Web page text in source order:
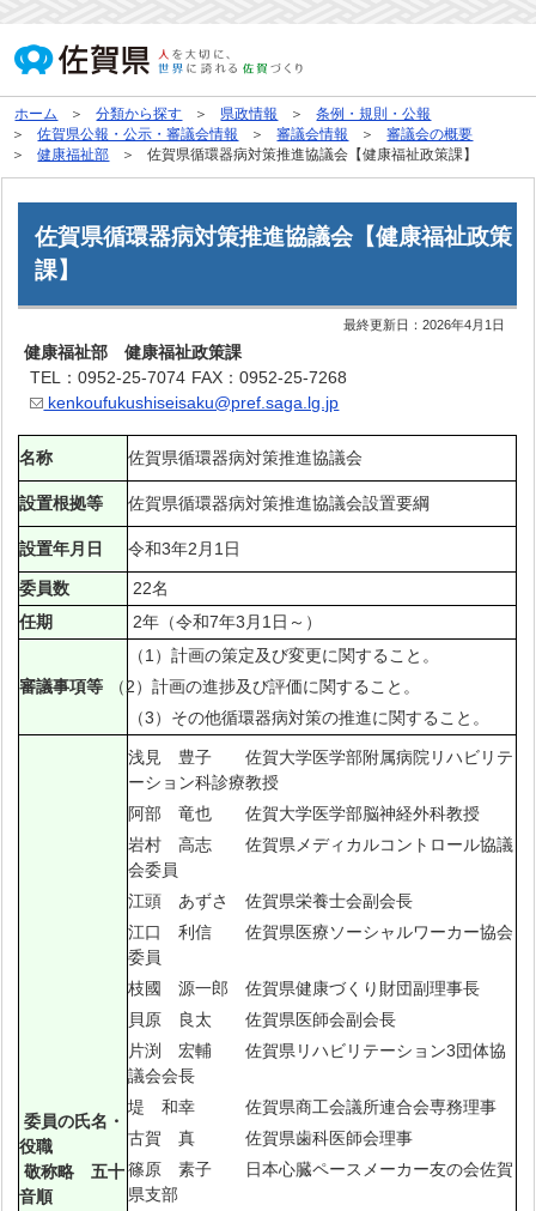
ホーム 分類から探す 県政情報
条例・規則・公報
佐賀県公報・公示・審議会情報
審議会情報
審議会の概要
健康福祉部
佐賀県循環器病対策推進協議会【健康福祉政策課】
佐賀県循環器病対策推進協議会【健康福祉政策
課】
最終更新日：2026年4月1日
健康福祉部 健康福祉政策課
TEL：0952-25-7074 FAX：0952-25-7268
kenkoufukushiseisaku@pref.saga.lg.jp
名称 佐賀県循環器病対策推進協議会
設置根拠等 佐賀県循環器病対策推進協議会設置要綱
設置年月日 令和3年2月1日
委員数
22名
任期
2年（令和7年3月1日～）
審議事項等
（1）計画の策定及び変更に関すること。
（2）計画の進捗及び評価に関すること。
（3）その他循環器病対策の推進に関すること。
委員の氏名・
役職
敬称略 五十
音順
浅見 豊子 佐賀大学医学部附属病院リハビリテ
ーション科診療教授
阿部 竜也 佐賀大学医学部脳神経外科教授
岩村 高志 佐賀県メディカルコントロール協議
会委員
江頭 あずさ 佐賀県栄養士会副会長
江口 利信 佐賀県医療ソーシャルワーカー協会
委員
枝國 源一郎 佐賀県健康づくり財団副理事長
貝原 良太 佐賀県医師会副会長
片渕 宏輔 佐賀県リハビリテーション3団体協
議会会長
堤 和幸 佐賀県商工会議所連合会専務理事
古賀 真 佐賀県歯科医師会理事
篠原 素子 日本心臓ペースメーカー友の会佐賀
県支部